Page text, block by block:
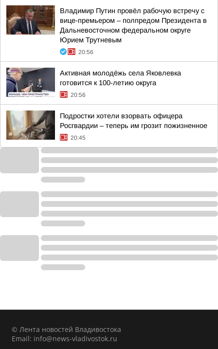
Владимир Путин провёл рабочую встречу с
вице-премьером – полпредом Президента в
Дальневосточном федеральном округе
Юрием Трутневым
20:56
Активная молодёжь села Яковлевка
готовится к 100-летию округа
20:56
Подростки хотели взорвать офицера
Росгвардии – теперь им грозит пожизненное
20:45
© Лента новостей Владивостока
Email: info@news-vladivostok.ru